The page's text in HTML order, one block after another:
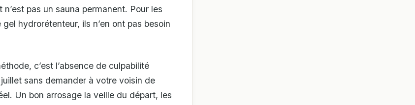
pas un sauna permanent. Pour les
hydrorétenteur, ils n’en ont pas besoin
c’est l’absence de culpabilité
sans demander à votre voisin de
Un bon arrosage la veille du départ, les